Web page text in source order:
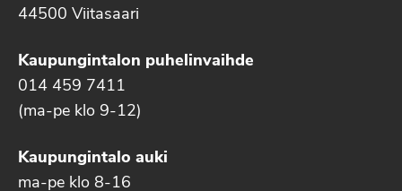
44500 Viitasaari
Kaupungintalon puhelinvaihde
014 459 7411
(ma-pe klo 9-12)
Kaupungintalo auki
ma-pe klo 8-16